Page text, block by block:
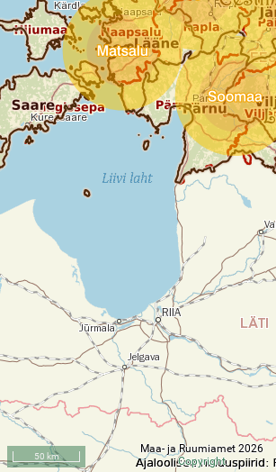
50 km
Maa- ja Ruumiamet 2026
Copyright